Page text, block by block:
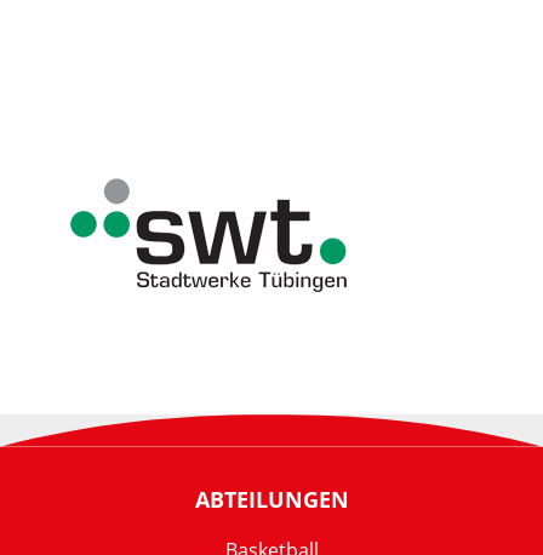
ABTEILUNGEN